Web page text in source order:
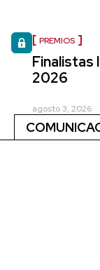
PREMIOS
Finalistas
2026
agosto 3, 2026